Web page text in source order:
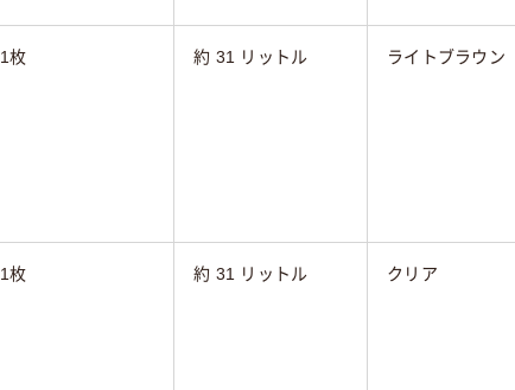
1枚 約 31 リットル ライトブラウン
1枚 約 31 リットル クリア